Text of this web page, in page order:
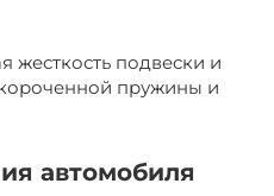
жесткость подвески и
пружины и
автомобиля